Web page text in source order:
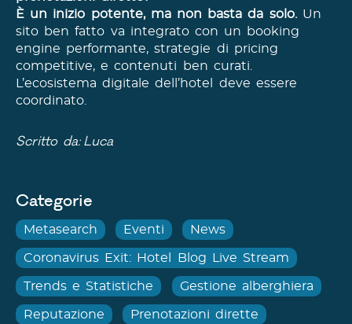
È un inizio potente, ma non basta da solo.Un
sito ben fatto va integrato con un booking
engine performante, strategie di pricing
competitive, e contenuti ben curati.
L’ecosistema digitale dell’hotel deve essere
coordinato.
Scritto da: Luca
Categorie
Metasearch Eventi News
Coronavirus Exit: Hotel Blog Live Stream
Trends e Statistiche Gestione alberghiera
Reputazione Prenotazioni dirette